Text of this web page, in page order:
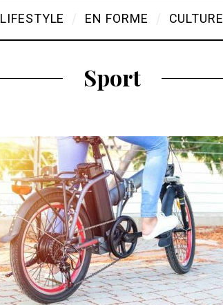
LIFESTYLE EN FORME CULTURE
Sport